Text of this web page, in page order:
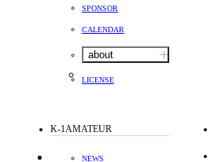
SPONSOR
CALENDAR
about
LICENSE
K-1AMATEUR
NEWS